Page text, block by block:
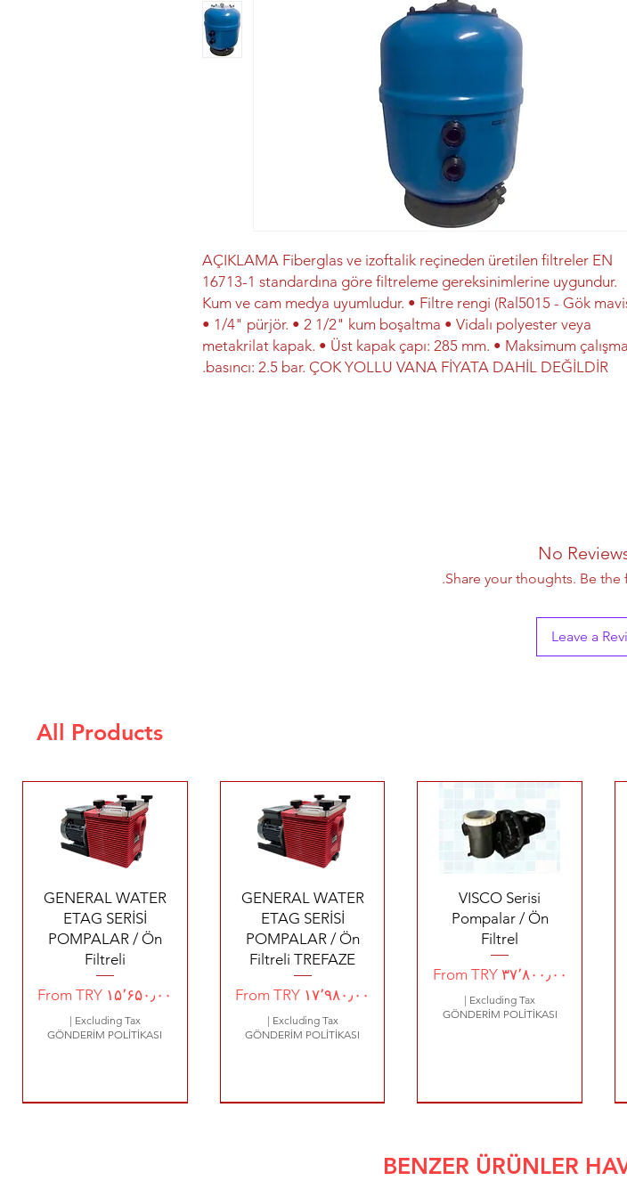
AÇIKLAMA Fiberglas ve izoftalik reçineden üretilen filtreler EN
16713-1 standardına göre filtreleme gereksinimlerine uygundur.
Kum ve cam medya uyumludur. • Filtre rengi (Ral5015 - Gök
• 1/4" pürjör. • 2 1/2" kum boşaltma • Vidalı polyester veya
metakrilat kapak. • Üst kapak çapı: 285 mm. • Maksimum çalışma
basıncı: 2.5 bar. ÇOK YOLLU VANA FİYATA DAHİL DEĞİLDİR.
No
Share your thoughts. Be the
Leave a
All Products
Quick View
VISCO Serisi
Pompalar / Ön
Filtrel
From TRY ۳۷٬۸۰۰٫۰۰
Sale Price
Excluding Tax
|
GÖNDERİM POLİTİKASI
Quick View
GENERAL WATER
ETAG SERİSİ
POMPALAR / Ön
Filtreli TREFAZE
FromTRY ۱۷٬۹۸۰٫۰۰
Sale Price
Excluding Tax
|
GÖNDERİM POLİTİKASI
Quick View
GENERAL WATER
ETAG SERİSİ
POMPALAR / Ön
Filtreli
FromTRY ۱۵٬۶۵۰٫۰۰
Sale Price
Excluding Tax
|
GÖNDERİM POLİTİKASI
BENZER ÜRÜNLER